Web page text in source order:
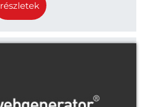
részletek